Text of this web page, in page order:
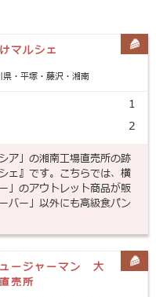
マルシェ
県・平塚・藤沢・湘南
1
2
ア」の湘南工場直売所の跡
ェ』です。こちらでは、横
」のアウトレット商品が販
バー」以外にも高級食パン
ージャーマン 大
売所